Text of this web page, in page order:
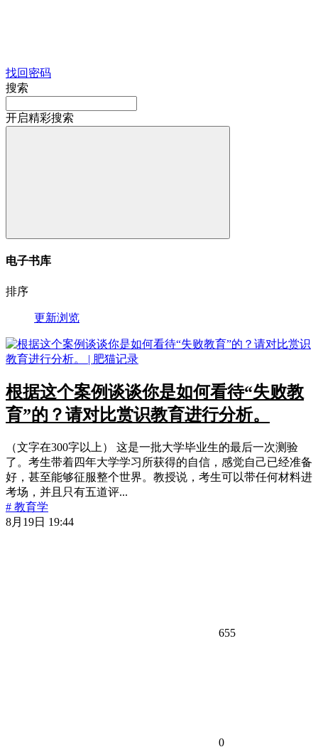
找回密码
搜索
开启精彩搜索
电子书库
排序
更新浏览
根据这个案例谈谈你是如何看待“失败教
育”的？请对比赏识教育进行分析。
（文字在300字以上） 这是一批大学毕业生的最后一次测验
了。考生带着四年大学学习所获得的自信，感觉自己已经准备
好，甚至能够征服整个世界。教授说，考生可以带任何材料进
考场，并且只有五道评...
# 教育学
8月19日 19:44
655
0